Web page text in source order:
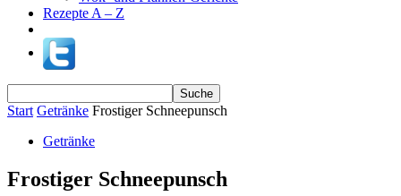
Rezepte A – Z
Start Getränke Frostiger Schneepunsch
Getränke
Frostiger Schneepunsch